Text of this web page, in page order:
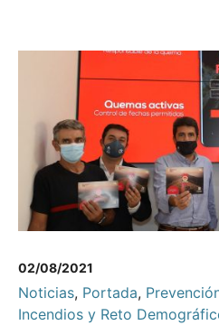
02/08/2021
Noticias, Portada,
Incendios y Reto